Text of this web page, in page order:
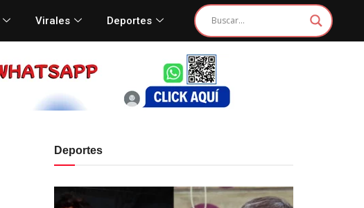
Virales Deportes
Deportes